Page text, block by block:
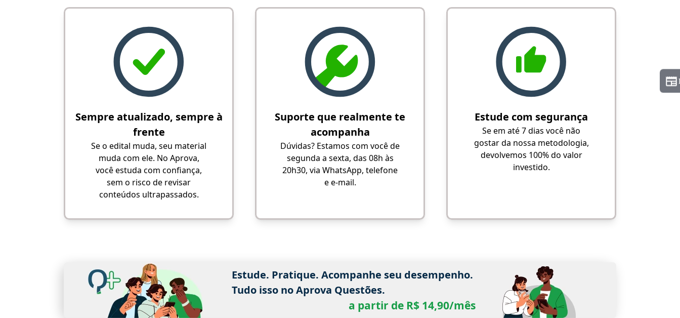
Sempre atualizado, sempre à
frente
Se o edital muda, seu material
muda com ele. No Aprova,
você estuda com confiança,
sem o risco de revisar
conteúdos ultrapassados.
Suporte que realmente te
acompanha
Dúvidas? Estamos com você de
segunda a sexta, das 08h às
20h30, via WhatsApp, telefone
e e-mail.
Estude com segurança
Se em até 7 dias você não
gostar da nossa metodologia,
devolvemos 100% do valor
investido.
Estude. Pratique. Acompanhe seu desempenho.
Tudo isso no Aprova Questões.
a partir de R$ 14,90/mês